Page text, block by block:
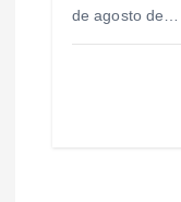
de agosto de…